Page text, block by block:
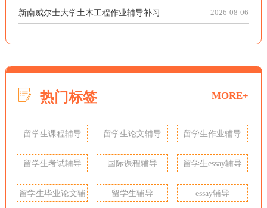
新南威尔士大学土木工程作业辅导补习 2026-08-06
热门标签 MORE+
留学生课程辅导 留学生论文辅导 留学生作业辅导
留学生考试辅导 国际课程辅导 留学生essay辅导
留学生毕业论文辅
留学生辅导 essay辅导